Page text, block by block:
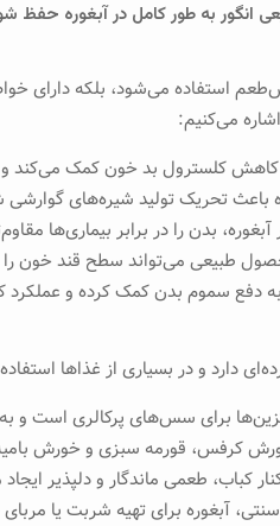
به طور کامل در آبغوره حفظ
استفاده می‌شود، بلکه دارای
می‌کنیم:
کلسترول بد خون کمک می‌کند
باعث تحریک تولید شیره‌های
طبیعی می‌تواند سطح قند خون را
دفع سموم بدن کمک کرده و عملکرد
دارد و در بسیاری از غذاها
برای سس‌های پرکالری است
کرفس، قورمه سبزی و خورش
کباب، طعمی ماندگار و دلپذیر
آبغوره برای تهیه شربت یا